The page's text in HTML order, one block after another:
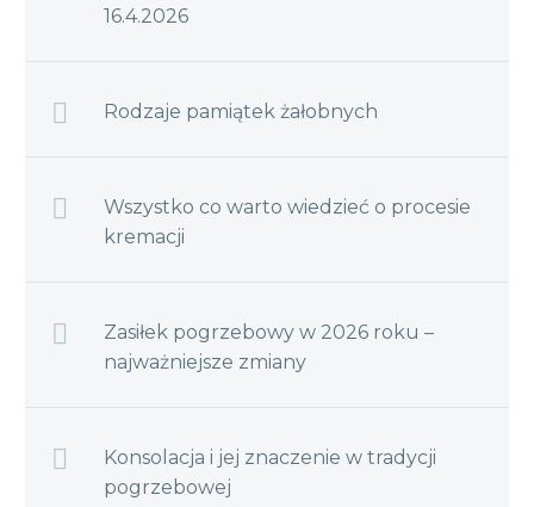
16.4.2026
Rodzaje pamiątek żałobnych
Wszystko co warto wiedzieć o procesie
kremacji
Zasiłek pogrzebowy w 2026 roku –
najważniejsze zmiany
Konsolacja i jej znaczenie w tradycji
pogrzebowej